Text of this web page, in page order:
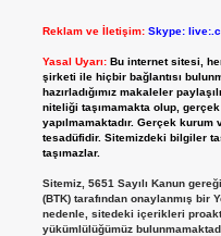
Reklam ve İletişim: Skype:
Yasal Uyarı: Bu internet sitesi,
şirketi ile hiçbir bağlantısı
hazırladığımız makaleler
niteliği taşımamakta olup,
yapılmamaktadır. Gerçek
tesadüfidir. Sitemizdeki bilgiler
taşımazlar.
Sitemiz, 5651 Sayılı Kanun
(BTK) tarafından onaylanmış bir
nedenle, sitedeki içerikleri
yükümlülüğümüz